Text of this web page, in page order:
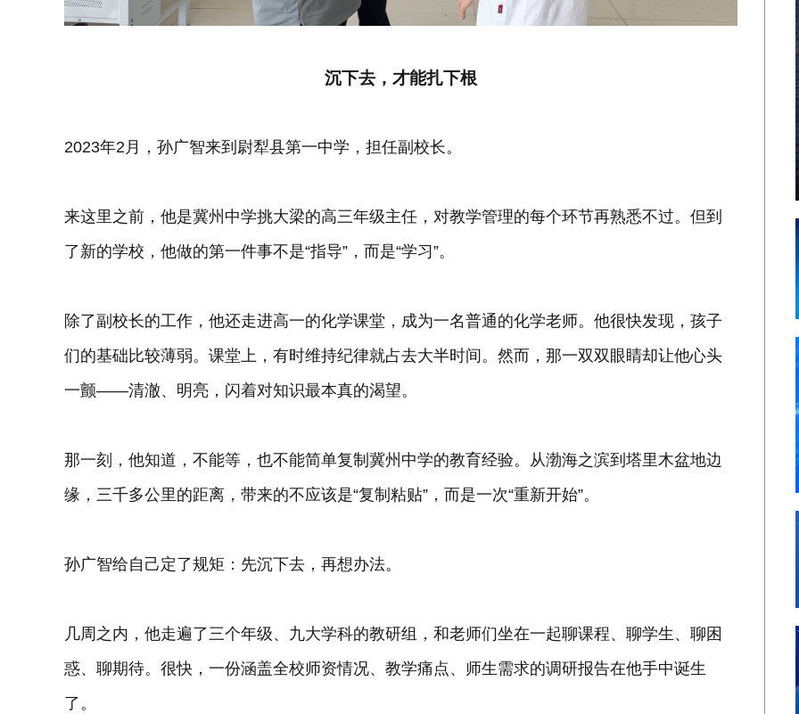
沉下去，才能扎下根
2023年2月，孙广智来到尉犁县第一中学，担任副校长。
来这里之前，他是冀州中学挑大梁的高三年级主任，对教学管理的每个环节再熟悉不过。但到
了新的学校，他做的第一件事不是“指导”，而是“学习”。
除了副校长的工作，他还走进高一的化学课堂，成为一名普通的化学老师。他很快发现，孩子
们的基础比较薄弱。课堂上，有时维持纪律就占去大半时间。然而，那一双双眼睛却让他心头
一颤——清澈、明亮，闪着对知识最本真的渴望。
那一刻，他知道，不能等，也不能简单复制冀州中学的教育经验。从渤海之滨到塔里木盆地边
缘，三千多公里的距离，带来的不应该是“复制粘贴”，而是一次“重新开始”。
孙广智给自己定了规矩：先沉下去，再想办法。
几周之内，他走遍了三个年级、九大学科的教研组，和老师们坐在一起聊课程、聊学生、聊困
惑、聊期待。很快，一份涵盖全校师资情况、教学痛点、师生需求的调研报告在他手中诞生
了。